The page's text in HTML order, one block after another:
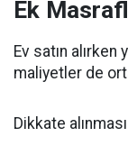
Ek
Ev satın
maliyetler de
Dikkate